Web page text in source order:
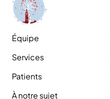
Équipe
Services
Patients
À notre sujet